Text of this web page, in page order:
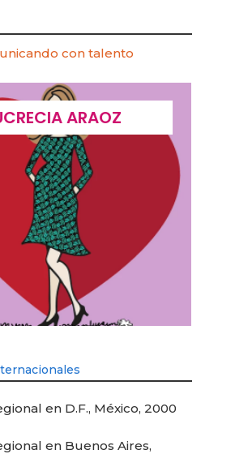
con talento
ARAOZ
en D.F., México, 2000
en Buenos Aires,